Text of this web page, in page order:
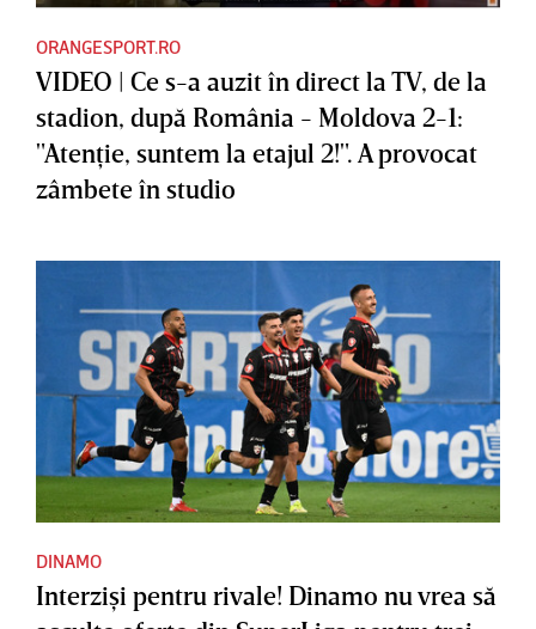
ORANGESPORT.RO
VIDEO | Ce s-a auzit în direct la TV, de la
stadion, după România - Moldova 2-1:
"Atenţie, suntem la etajul 2!". A provocat
zâmbete în studio
DINAMO
Interzişi pentru rivale! Dinamo nu vrea să